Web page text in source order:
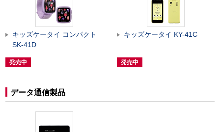
キッズケータイ コンパクト
SK-41D
発売中
キッズケータイ KY-41C
発売中
データ通信製品